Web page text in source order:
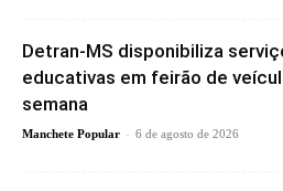
Detran-MS disponibiliza
educativas em feirão de
semana
Manchete Popular - 6 de agosto de 2026